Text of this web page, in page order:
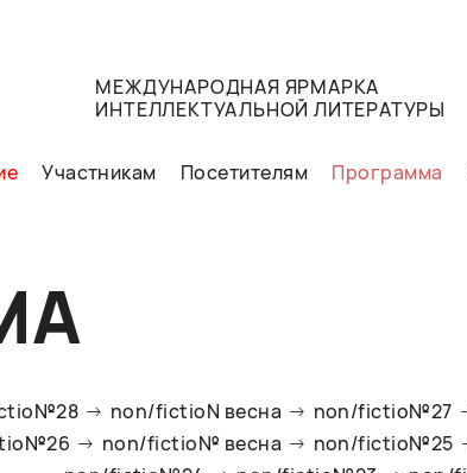
МЕЖДУНАРОДНАЯ ЯРМАРКА
ИНТЕЛЛЕКТУАЛЬНОЙ ЛИТЕРАТУРЫ
Участникам Посетителям Программа
non/fictioN весна non/fictio№27
non/fictio№ весна non/fictio№25